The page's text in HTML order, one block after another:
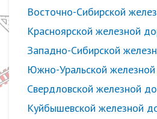
Восточно-Сибирской
Красноярской железной
Западно-Сибирской
Южно-Уральской железной
Свердловской железной
Куйбышевской железной